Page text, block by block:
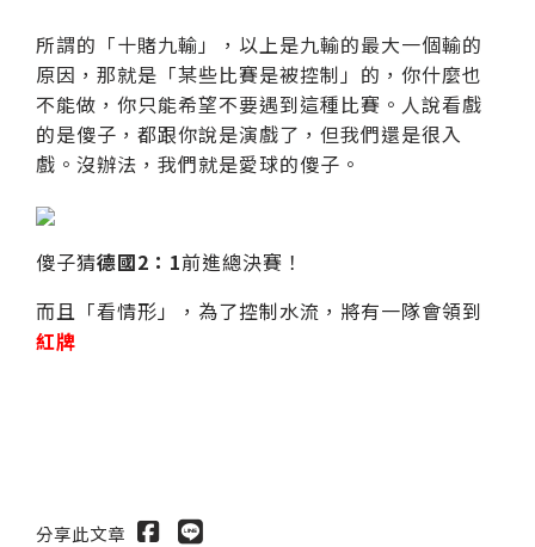
所謂的「十賭九輸」，以上是九輸的最大一個輸的
原因，那就是「某些比賽是被控制」的，你什麼也
不能做，你只能希望不要遇到這種比賽。人說看戲
的是傻子，都跟你說是演戲了，但我們還是很入
戲。沒辦法，我們就是愛球的傻子。
傻子猜德國2：1前進總決賽！
而且「看情形」，為了控制水流，將有一隊會領到
紅牌
分享此文章